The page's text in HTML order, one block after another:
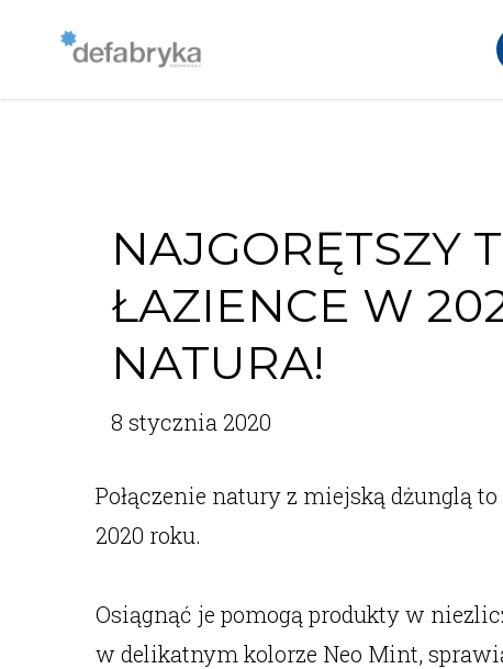
NAJGORĘTSZY
ŁAZIENCE W
NATURA!
8 stycznia 2020
Połączenie natury z miejską dżunglą
2020 roku.
Osiągnąć je pomogą produkty w
w delikatnym kolorze Neo Mint,